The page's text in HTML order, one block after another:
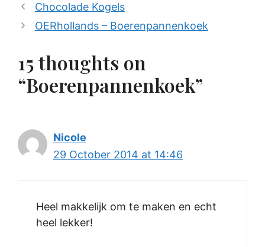
Chocolade Kogels
OERhollands – Boerenpannenkoek
15 thoughts on
“Boerenpannenkoek”
Nicole
29 October 2014 at 14:46
Heel makkelijk om te maken en echt
heel lekker!